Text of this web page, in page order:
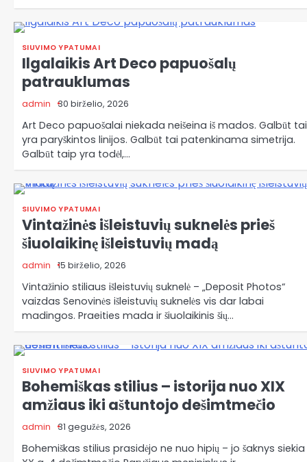
SIUVIMO YPATUMAI
Ilgalaikis Art Deco papuošalų
patrauklumas
admin 30 birželio, 2026
Art Deco papuošalai niekada neišeina iš mados. Galbūt tai
yra paryškintos linijos. Galbūt tai patenkinama simetrija.
Galbūt taip yra todėl,…
SIUVIMO YPATUMAI
Vintažinės išleistuvių suknelės prieš
šiuolaikinę išleistuvių madą
admin 15 birželio, 2026
Vintažinio stiliaus išleistuvių suknelė – „Deposit Photos“
vaizdas Senovinės išleistuvių suknelės vis dar labai
madingos. Praeities mada ir šiuolaikinis šių…
SIUVIMO YPATUMAI
Bohemiškas stilius – istorija nuo XIX
amžiaus iki aštuntojo dešimtmečio
admin 31 gegužės, 2026
Bohemiškas stilius prasidėjo ne nuo hipių – jo šaknys siekia